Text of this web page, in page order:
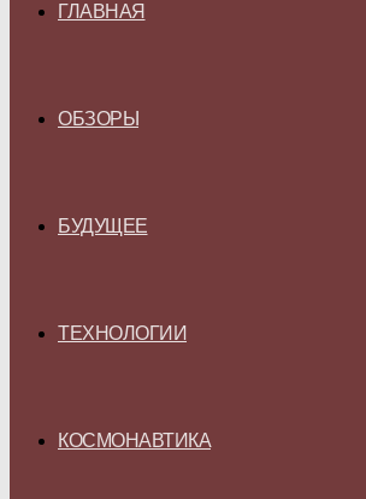
ГЛАВНАЯ
ОБЗОРЫ
БУДУЩЕЕ
ТЕХНОЛОГИИ
КОСМОНАВТИКА